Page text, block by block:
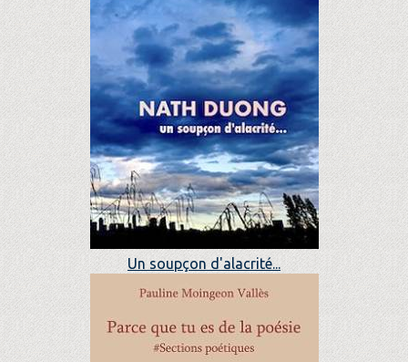
Un soupçon d'alacrité...